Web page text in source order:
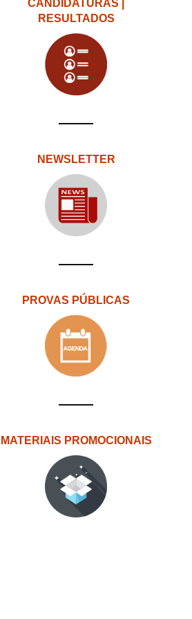
CANDIDATURAS |
RESULTADOS
NEWSLETTER
PROVAS PÚBLICAS
MATERIAIS PROMOCIONAIS